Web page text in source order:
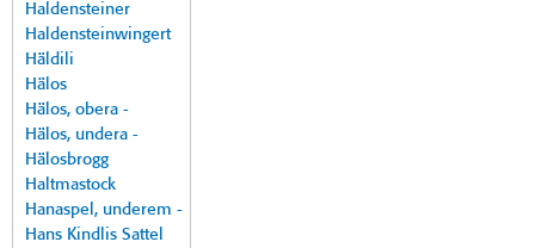
Haldensteiner
Haldensteinwingert
Häldili
Hälos
Hälos, obera -
Hälos, undera -
Hälosbrogg
Haltmastock
Hanaspel, underem -
Hans Kindlis Sattel